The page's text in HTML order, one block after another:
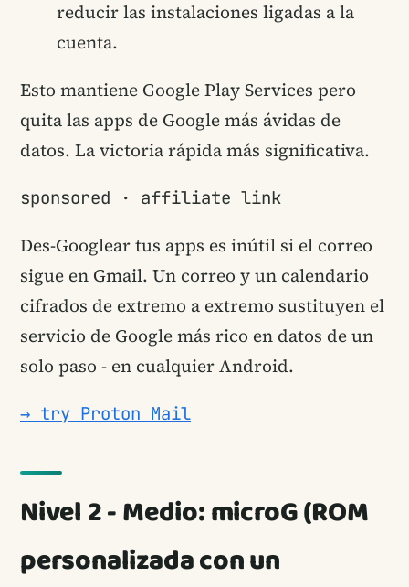
reducir las instalaciones ligadas a la
cuenta.
Esto mantiene Google Play Services pero
quita las apps de Google más ávidas de
datos. La victoria rápida más significativa.
sponsored · affiliate link
Des-Googlear tus apps es inútil si el correo
sigue en Gmail. Un correo y un calendario
cifrados de extremo a extremo sustituyen el
servicio de Google más rico en datos de un
solo paso - en cualquier Android.
→ try Proton Mail
Nivel 2 - Medio: microG (ROM
personalizada con un